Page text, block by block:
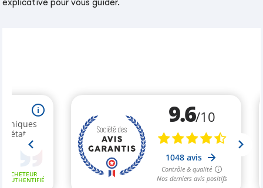
explicative pour vous guider.